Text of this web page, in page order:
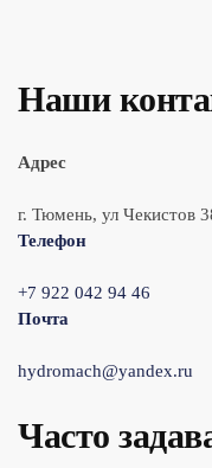
Наши
Адрес
г. Тюмень, ул Чекистов
Телефон
+7 922 042 94 46
Почта
hydromach@yandex.ru
Часто